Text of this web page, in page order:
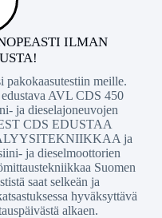
ILMAN
pakokaasutestiin meille.
AVL CDS 450
ja dieselajoneuvojen
CDS EDUSTAA
ja
ja dieselmoottorien
Suomen
saat selkeän ja
hyväksyttävä
alkaen.